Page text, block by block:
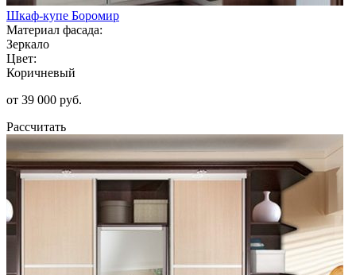
Шкаф-купе Боромир
Материал фасада:
Зеркало
Цвет:
Коричневый
от 39 000 руб.
Рассчитать